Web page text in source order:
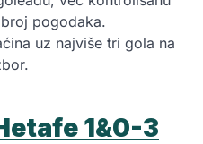
pogodaka.
uz najviše tri gola na
1&0-3